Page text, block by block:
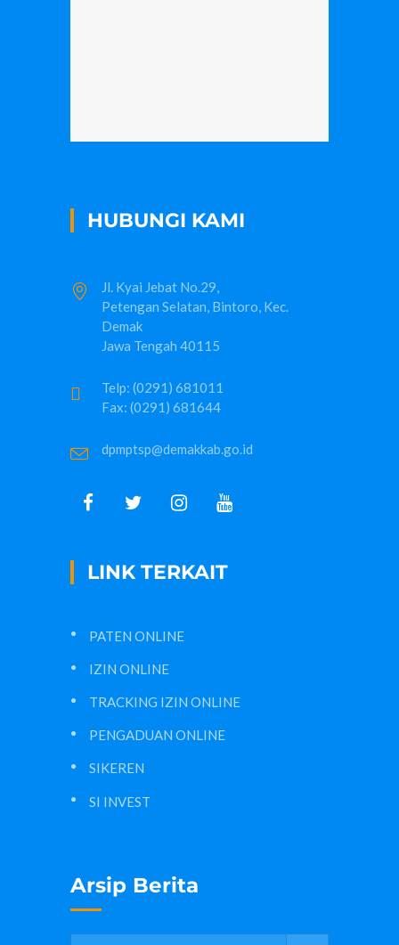
HUBUNGI KAMI
Jl. Kyai Jebat No.29,
Petengan Selatan, Bintoro, Kec.
Demak
Jawa Tengah 40115
Telp: (0291) 681011
Fax: (0291) 681644
dpmptsp@demakkab.go.id
LINK TERKAIT
PATEN ONLINE
IZIN ONLINE
TRACKING IZIN ONLINE
PENGADUAN ONLINE
SIKEREN
SI INVEST
Arsip Berita